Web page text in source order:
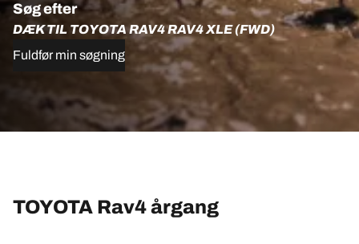
Søg efter
DÆK TIL TOYOTA RAV4 RAV4 XLE (FWD)
Fuldfør min søgning
TOYOTA Rav4 årgang